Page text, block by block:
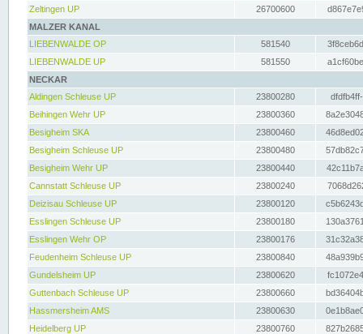
Zeltingen UP
26700600
MALZER KANAL
LIEBENWALDE OP
581540
LIEBENWALDE UP
581550
NECKAR
Aldingen Schleuse UP
23800280
Beihingen Wehr UP
23800360
Besigheim SKA
23800460
Besigheim Schleuse UP
23800480
Besigheim Wehr UP
23800440
Cannstatt Schleuse UP
23800240
Deizisau Schleuse UP
23800120
Esslingen Schleuse UP
23800180
Esslingen Wehr OP
23800176
Feudenheim Schleuse UP
23800840
Gundelsheim UP
23800620
Guttenbach Schleuse UP
23800660
Hassmersheim AMS
23800630
Heidelberg UP
23800760